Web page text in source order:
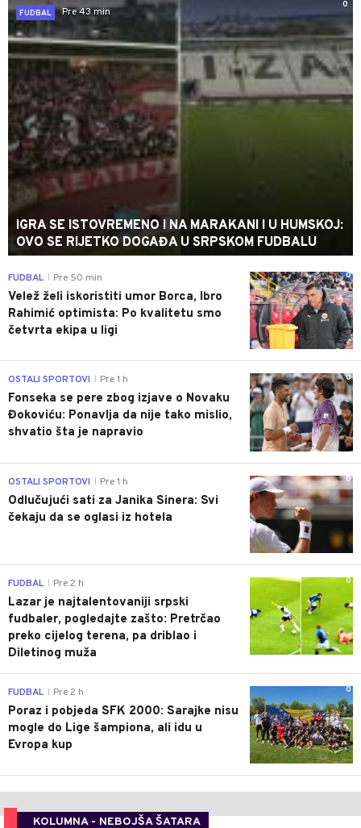
0
FUDBAL
Pre 43 min
IGRA SE ISTOVREMENO I NA MARAKANI I U HUMSKOJ:
OVO SE RIJETKO DOGAĐA U SRPSKOM FUDBALU
0
FUDBAL Pre 50 min
Velež želi iskoristiti umor Borca, Ibro
Rahimić optimista: Po kvalitetu smo
četvrta ekipa u ligi
0
OSTALI SPORTOVI Pre 1 h
Fonseka se pere zbog izjave o Novaku
Đokoviću: Ponavlja da nije tako mislio,
shvatio šta je napravio
0
OSTALI SPORTOVI Pre 1 h
Odlučujući sati za Janika Sinera: Svi
čekaju da se oglasi iz hotela
0
FUDBAL Pre 2 h
Lazar je najtalentovaniji srpski
fudbaler, pogledajte zašto: Pretrčao
preko cijelog terena, pa driblao i
Diletinog muža
0
FUDBAL Pre 2 h
Poraz i pobjeda SFK 2000: Sarajke nisu
mogle do Lige šampiona, ali idu u
Evropa kup
KOLUMNA - NEBOJŠA ŠATARA